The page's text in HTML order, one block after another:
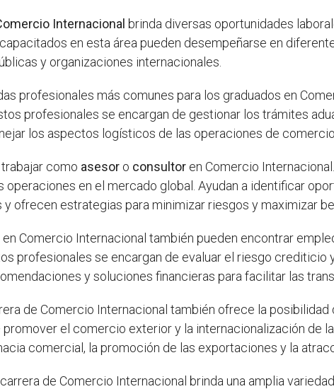
Internacional brinda diversas oportunidades
capacitados en esta área pueden desempeñarse en
y organizaciones internacionales.
profesionales más comunes para los graduados en
profesionales se encargan de gestionar los trámites
los aspectos logísticos de las operaciones de
como asesor o consultor en Comercio
operaciones en el mercado global. Ayudan a identificar
y ofrecen estrategias para minimizar riesgos y maximizar
Comercio Internacional también pueden encontrar
profesionales se encargan de evaluar el riesgo
y soluciones financieras para facilitar las
de Comercio Internacional también ofrece la
el comercio exterior y la internacionalización de
comercial, la promoción de las exportaciones y la
carrera de Comercio Internacional brinda una amplia